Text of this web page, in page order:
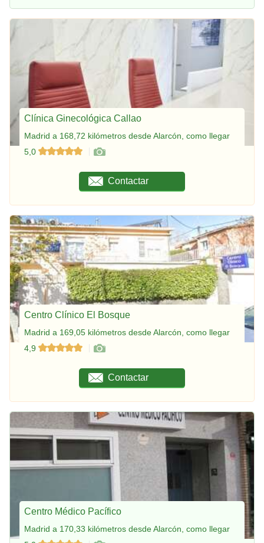
Clínica Ginecológica Callao
Madrid a 168,72 kilómetros desde Alarcón, como llegar
5,0
Contactar
Centro Clínico El Bosque
Madrid a 169,05 kilómetros desde Alarcón, como llegar
4,9
Contactar
Centro Médico Pacífico
Madrid a 170,33 kilómetros desde Alarcón, como llegar